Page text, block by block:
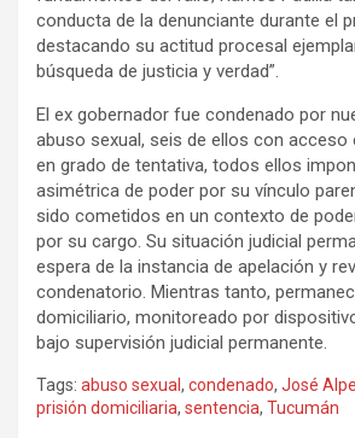
conducta de la denunciante durante el
destacando su actitud procesal
búsqueda de justicia y verdad”.
El ex gobernador fue condenado por
abuso sexual, seis de ellos con
en grado de tentativa, todos ellos
asimétrica de poder por su vínculo
sido cometidos en un contexto de
por su cargo. Su situación judicial
espera de la instancia de apelación y
condenatorio. Mientras tanto,
domiciliario, monitoreado por
bajo supervisión judicial permanente.
Tags: abuso sexual, condenado, José
prisión domiciliaria, sentencia, Tucumán